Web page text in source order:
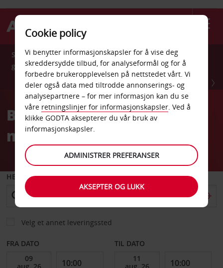
Spar 10% året rundt med Avis Preferred.Registrer deg
gratis nå.
REGISTRER DEG NÅ.
Bestill din Avis bilutleie
med trygghet
HENT FRA
Velg et annet leveringssted
FRA DATO TIL DATO
Cookie policy
Vi benytter informasjonskapsler for å vise deg
skreddersydde tilbud, for analyseformål og for å
forbedre brukeropplevelsen på nettstedet vårt. Vi
deler også data med tiltrodde annonserings- og
analysepartnere – for mer informasjon kan du se
våre retningslinjer for informasjonskapsler. Ved å
klikke GODTA aksepterer du vår bruk av
informasjonskapsler.
ADMINISTRER PREFERANSER
AKSEPTER OG LUKK